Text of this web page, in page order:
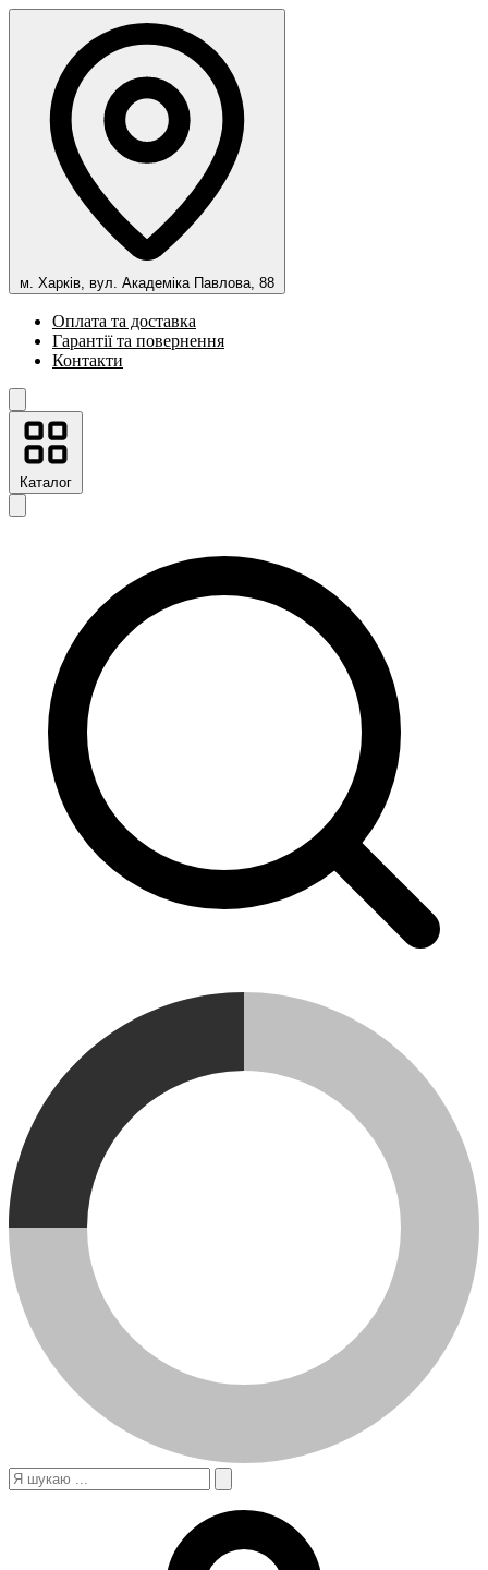
м. Харків, вул. Академіка Павлова, 88
Оплата та доставка
Гарантії та повернення
Контакти
Каталог